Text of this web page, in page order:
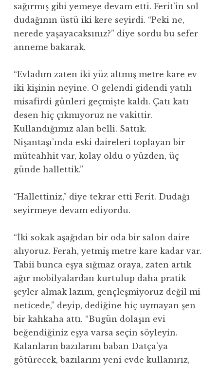
sağırmış gibi yemeye devam etti. Ferit’in sol
dudağının üstü iki kere seyirdi. “Peki ne,
nerede yaşayacaksınız?” diye sordu bu sefer
anneme bakarak.
“Evladım zaten iki yüz altmış metre kare ev
iki kişinin neyine. O gelendi gidendi yatılı
misafirdi günleri geçmişte kaldı. Çatı katı
desen hiç çıkmıyoruz ne vakittir.
Kullandığımız alan belli. Sattık.
Nişantaşı’ında eski daireleri toplayan bir
müteahhit var, kolay oldu o yüzden, üç
günde hallettik.”
“Hallettiniz,” diye tekrar etti Ferit. Dudağı
seyirmeye devam ediyordu.
“İki sokak aşağıdan bir oda bir salon daire
alıyoruz. Ferah, yetmiş metre kare kadar var.
Tabii bunca eşya sığmaz oraya, zaten artık
ağır mobilyalardan kurtulup daha pratik
şeyler almak lazım, gençleşmiyoruz değil mi
neticede,” deyip, dediğine hiç uymayan şen
bir kahkaha attı. “Bugün dolaşın evi
beğendiğiniz eşya varsa seçin söyleyin.
Kalanların bazılarını baban Datça’ya
götürecek, bazılarını yeni evde kullanırız,